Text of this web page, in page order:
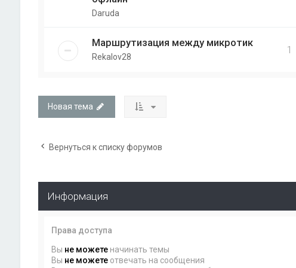
Daruda
Маршрутизация между микротик
Rekalov28
1
Новая тема
Вернуться к списку форумов
Информация
Права доступа
Вы не можетеначинать темы
Вы не можетеотвечать на сообщения